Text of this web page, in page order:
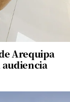
Arequipa